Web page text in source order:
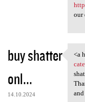
our
buy shatter
onl...
14.10.2024
<a
<a